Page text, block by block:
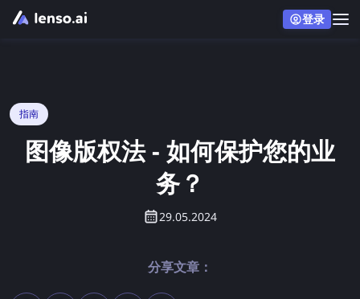
登录
指南
图像版权法 - 如何保护您的业
务？
29.05.2024
分享文章：